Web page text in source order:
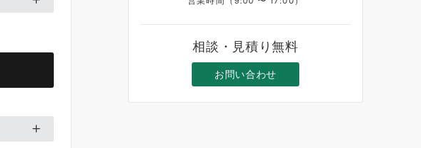
相談・見積り無料
お問い合わせ